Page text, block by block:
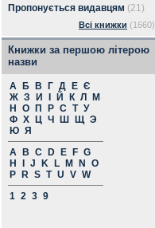
Пропонується видавцям (21)
Всі книжки (1660)
Книжки за першою літерою
назви
А Б В Г Д Е Є
Ж З И Й К Л
М
Н
О П Р С Т У
Ф Х Ц Ч Ш Щ Э
Ю Я
A
B C D E F G
H
J K L M N
O
P
R S T U V W
1 2 3 9